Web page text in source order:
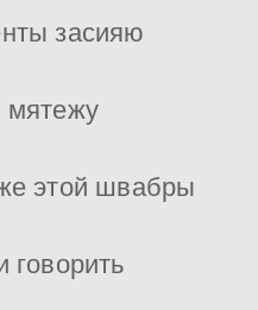
засияю
мятежу
этой швабры
говорить